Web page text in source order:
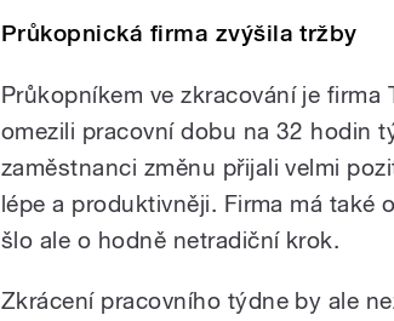
Průkopnická firma zvýšila tržby
Průkopníkem ve zkracování je firma
omezili pracovní dobu na 32 hodin
zaměstnanci změnu přijali velmi
lépe a produktivněji. Firma má také
šlo ale o hodně netradiční krok.
Zkrácení pracovního týdne by ale